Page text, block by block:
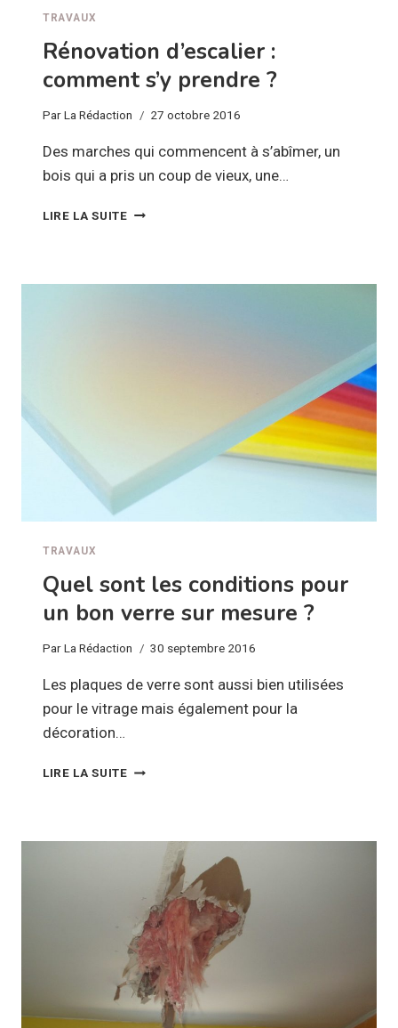
TRAVAUX
Rénovation d’escalier :
comment s’y prendre ?
ParLa Rédaction 27 octobre 2016
Des marches qui commencent à s’abîmer, un
bois qui a pris un coup de vieux, une…
LIRE LA SUITERÉNOVATION
PRENDRE ?
TRAVAUX
Quel sont les conditions pour
un bon verre sur mesure ?
ParLa Rédaction 30 septembre 2016
Les plaques de verre sont aussi bien utilisées
pour le vitrage mais également pour la
décoration…
LIRE LA SUITEQUEL
POUR
VERRE
SUR
MESURE
?